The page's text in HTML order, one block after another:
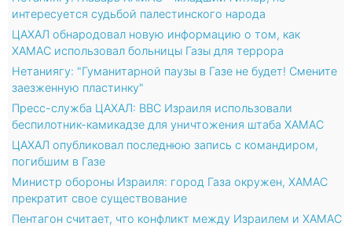
интересуется судьбой палестинского народа
ЦАХАЛ обнародовал новую информацию о том, как
ХАМАС использовал больницы Газы для террора
Нетаниягу: "Гуманитарной паузы в Газе не будет! Смените
заезженную пластинку"
Пресс-служба ЦАХАЛ: ВВС Израиля использовали
беспилотник-камикадзе для уничтожения штаба ХАМАС
ЦАХАЛ опубликовал последнюю запись с командиром,
погибшим в Газе
Министр обороны Израиля: город Газа окружен, ХАМАС
прекратит свое существование
Пентагон считает, что конфликт между Израилем и ХАМАС